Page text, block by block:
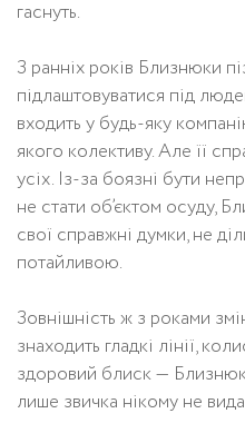
гаснуть.
З ранніх років Близнюки
підлаштовуватися під
входить у будь-яку
якого колективу. Але її
усіх. Із-за боязні бути
не стати об’єктом осуду,
свої справжні думки, не
потайливою.
Зовнішність ж з роками
знаходить гладкі лінії,
здоровий блиск —
лише звичка нікому не